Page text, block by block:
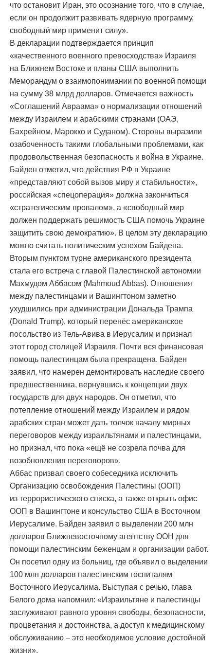
что остановит Иран, это осознание того, что в случае,
если он продолжит развивать ядерную программу,
свободный мир применит силу».
В декларации подтверждается принцип
«качественного военного превосходства» Израиля
на Ближнем Востоке и планы США выполнить
Меморандум о взаимопонимании по военной помощи
на сумму 38 млрд долларов. Отмечается важность
«Соглашений Авраама» о нормализации отношений
между Израилем и арабскими странами (ОАЭ,
Бахрейном, Марокко и Суданом). Стороны выразили
озабоченность такими глобальными проблемами, как
продовольственная безопасность и война в Украине.
Байден отметил, что действия РФ в Украине
«представляют собой вызов миру и стабильности»,
российская «спецоперация» должна закончиться
«стратегическим провалом», а «свободный мир
должен поддержать решимость США помочь Украине
защитить свою демократию». В целом эту декларацию
можно считать политическим успехом Байдена.
Вторым пунктом турне американского президента
стала его встреча с главой Палестинской автономии
Махмудом Аббасом (Mahmoud Abbas). Отношения
между палестинцами и Вашингтоном заметно
ухудшились при администрации Дональда Трампа
(Donald Trump), который перенёс американское
посольство из Тель-Авива в Иерусалим и признал
этот город столицей Израиля. Почти вся финансовая
помощь палестинцам была прекращена. Байден
заявил, что намерен демонтировать наследие своего
предшественника, вернувшись к концепции двух
государств для двух народов. Он отметил, что
потепление отношений между Израилем и рядом
арабских стран может дать толчок началу мирных
переговоров между израильтянами и палестинцами,
но признал, что пока «ещё не созрела почва для
возобновления переговоров».
Аббас призвал своего собеседника исключить
Организацию освобождения Палестины (ООП)
из террористического списка, а также открыть офис
ООП в Вашингтоне и консульство США в Восточном
Иерусалиме. Байден заявил о выделении 200 млн
долларов Ближневосточному агентству ООН для
помощи палестинским беженцам и организации работ.
Он посетил одну из больниц, где объявил о выделении
100 млн долларов палестинским госпиталям
Восточного Иерусалима. Выступая с речью, глава
Белого дома напомнил: «Израильтяне и палестинцы
заслуживают равного уровня свободы, безопасности,
процветания и достоинства, а доступ к медицинскому
обслуживанию – это необходимое условие достойной
жизни».